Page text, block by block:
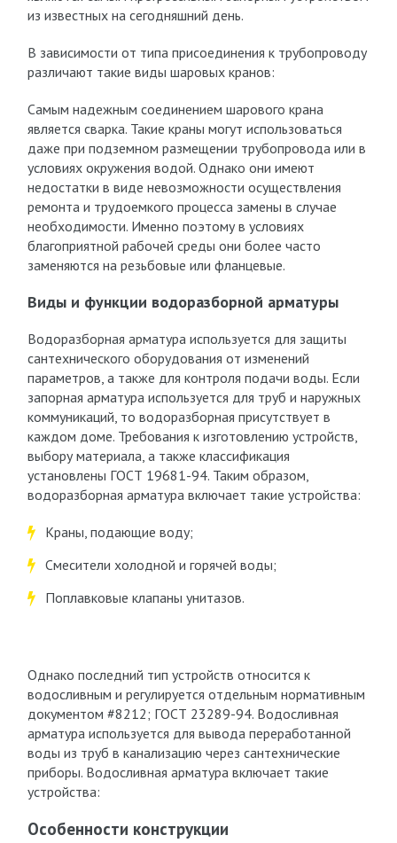
из известных на сегодняшний день.
В зависимости от типа присоединения к трубопроводу
различают такие виды шаровых кранов:
Самым надежным соединением шарового крана
является сварка. Такие краны могут использоваться
даже при подземном размещении трубопровода или в
условиях окружения водой. Однако они имеют
недостатки в виде невозможности осуществления
ремонта и трудоемкого процесса замены в случае
необходимости. Именно поэтому в условиях
благоприятной рабочей среды они более часто
заменяются на резьбовые или фланцевые.
Виды и функции водоразборной арматуры
Водоразборная арматура используется для защиты
сантехнического оборудования от изменений
параметров, а также для контроля подачи воды. Если
запорная арматура используется для труб и наружных
коммуникаций, то водоразборная присутствует в
каждом доме. Требования к изготовлению устройств,
выбору материала, а также классификация
установлены ГОСТ 19681-94. Таким образом,
водоразборная арматура включает такие устройства:
Краны, подающие воду;
Смесители холодной и горячей воды;
Поплавковые клапаны унитазов.
Однако последний тип устройств относится к
водосливным и регулируется отдельным нормативным
документом #8212; ГОСТ 23289-94. Водосливная
арматура используется для вывода переработанной
воды из труб в канализацию через сантехнические
приборы. Водосливная арматура включает такие
устройства:
Особенности конструкции